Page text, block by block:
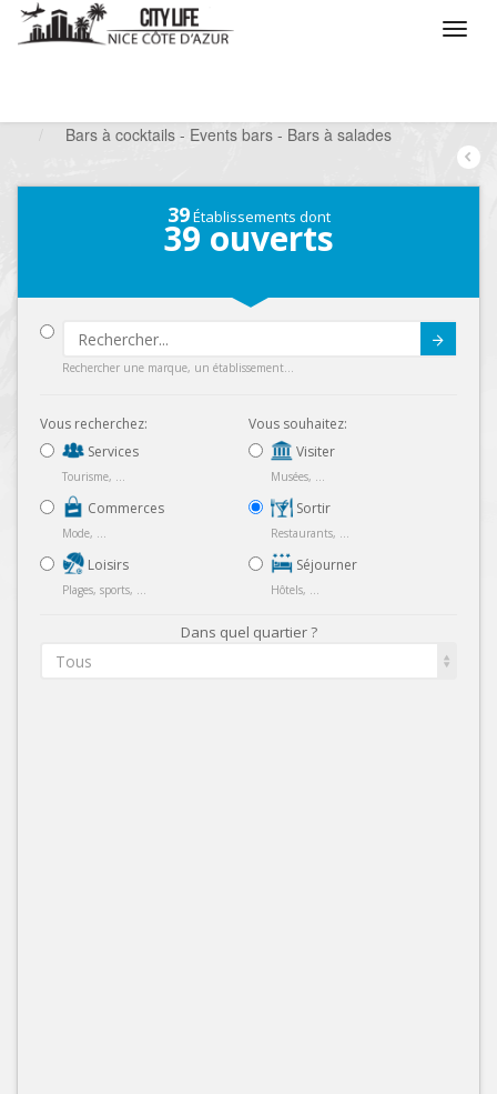
Bars à cocktails - Events bars - Bars à salades
39Établissements dont
39 ouverts
Rechercher une marque, un établissement...
Vous recherchez:
Services
Tourisme, ...
Commerces
Mode, ...
Loisirs
Plages, sports, ...
Vous souhaitez:
Visiter
Musées, ...
Sortir
Restaurants, ...
Séjourner
Hôtels, ...
Dans quel quartier ?
Tous